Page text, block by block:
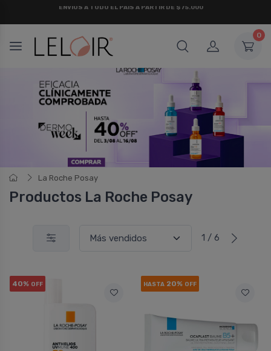
0
La Roche Posay
Productos La Roche Posay
1 / 6
40% OFF HASTA 20% OFF